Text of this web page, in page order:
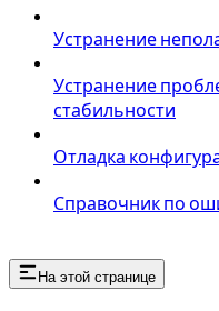
Устранение
Устранение
стабильности
Отладка
Справочник по
На этой странице